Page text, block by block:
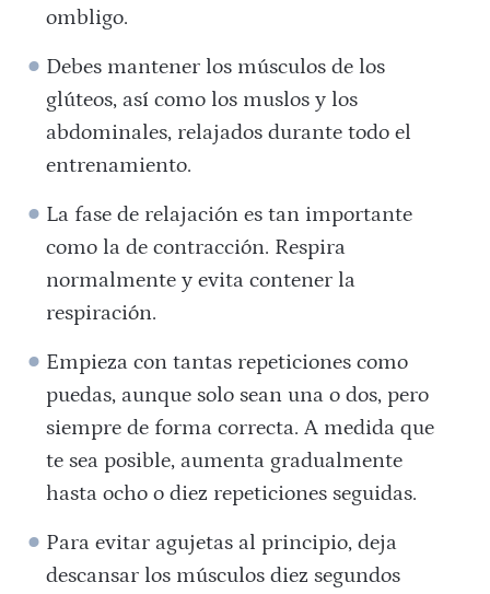
ombligo.
Debes mantener los músculos de los
glúteos, así como los muslos y los
abdominales, relajados durante todo el
entrenamiento.
La fase de relajación es tan importante
como la de contracción. Respira
normalmente y evita contener la
respiración.
Empieza con tantas repeticiones como
puedas, aunque solo sean una o dos, pero
siempre de forma correcta. A medida que
te sea posible, aumenta gradualmente
hasta ocho o diez repeticiones seguidas.
Para evitar agujetas al principio, deja
descansar los músculos diez segundos